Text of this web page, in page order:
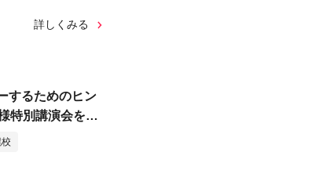
詳しくみる
するためのヒン
特別講演会を実